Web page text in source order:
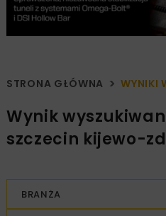
STRONA GŁÓWNA WYNIKI
Wynik
szczecin kijewo-
BRANŻA